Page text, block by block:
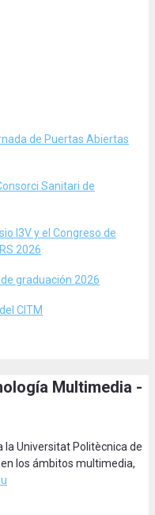
de Puertas Abiertas
Sanitari de
I3V y el Congreso de
2026
graduación 2026
CITM
Multimedia -
la Universitat Politècnica de
los ámbitos multimedia,